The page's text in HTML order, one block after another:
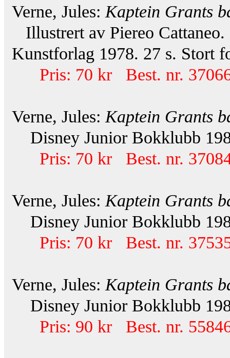
Verne, Jules: Kaptein Grants
Illustrert av Piereo
Kunstforlag 1978. 27 s. Stort
Pris: 70 kr Best. nr.
Verne, Jules: Kaptein Grants
Disney Junior Bokklubb
Pris: 70 kr Best. nr.
Verne, Jules: Kaptein Grants
Disney Junior Bokklubb
Pris: 70 kr Best. nr.
Verne, Jules: Kaptein Grants
Disney Junior Bokklubb
Pris: 90 kr Best. nr.